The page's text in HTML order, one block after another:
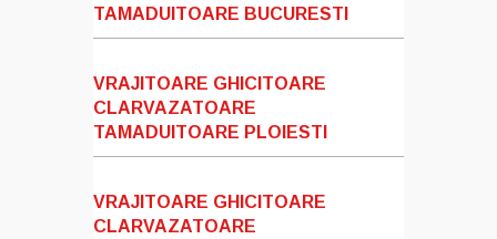
TAMADUITOARE BUCURESTI
VRAJITOARE GHICITOARE
CLARVAZATOARE
TAMADUITOARE PLOIESTI
VRAJITOARE GHICITOARE
CLARVAZATOARE